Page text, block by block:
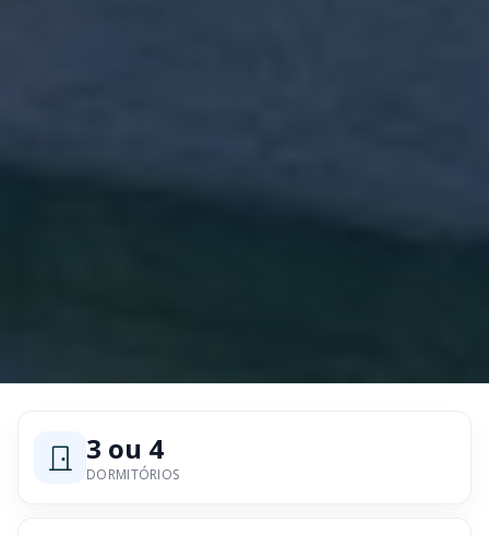
3 ou 4
DORMITÓRIOS